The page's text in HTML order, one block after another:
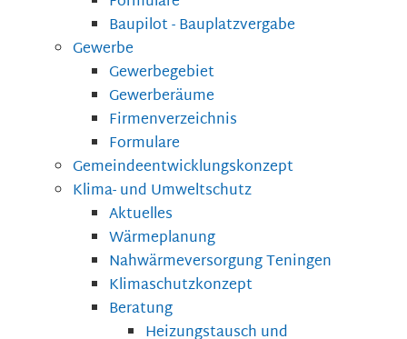
Baupilot - Bauplatzvergabe
Gewerbe
Gewerbegebiet
Gewerberäume
Firmenverzeichnis
Formulare
Gemeindeentwicklungskonzept
Klima- und Umweltschutz
Aktuelles
Wärmeplanung
Nahwärmeversorgung Teningen
Klimaschutzkonzept
Beratung
Heizungstausch und